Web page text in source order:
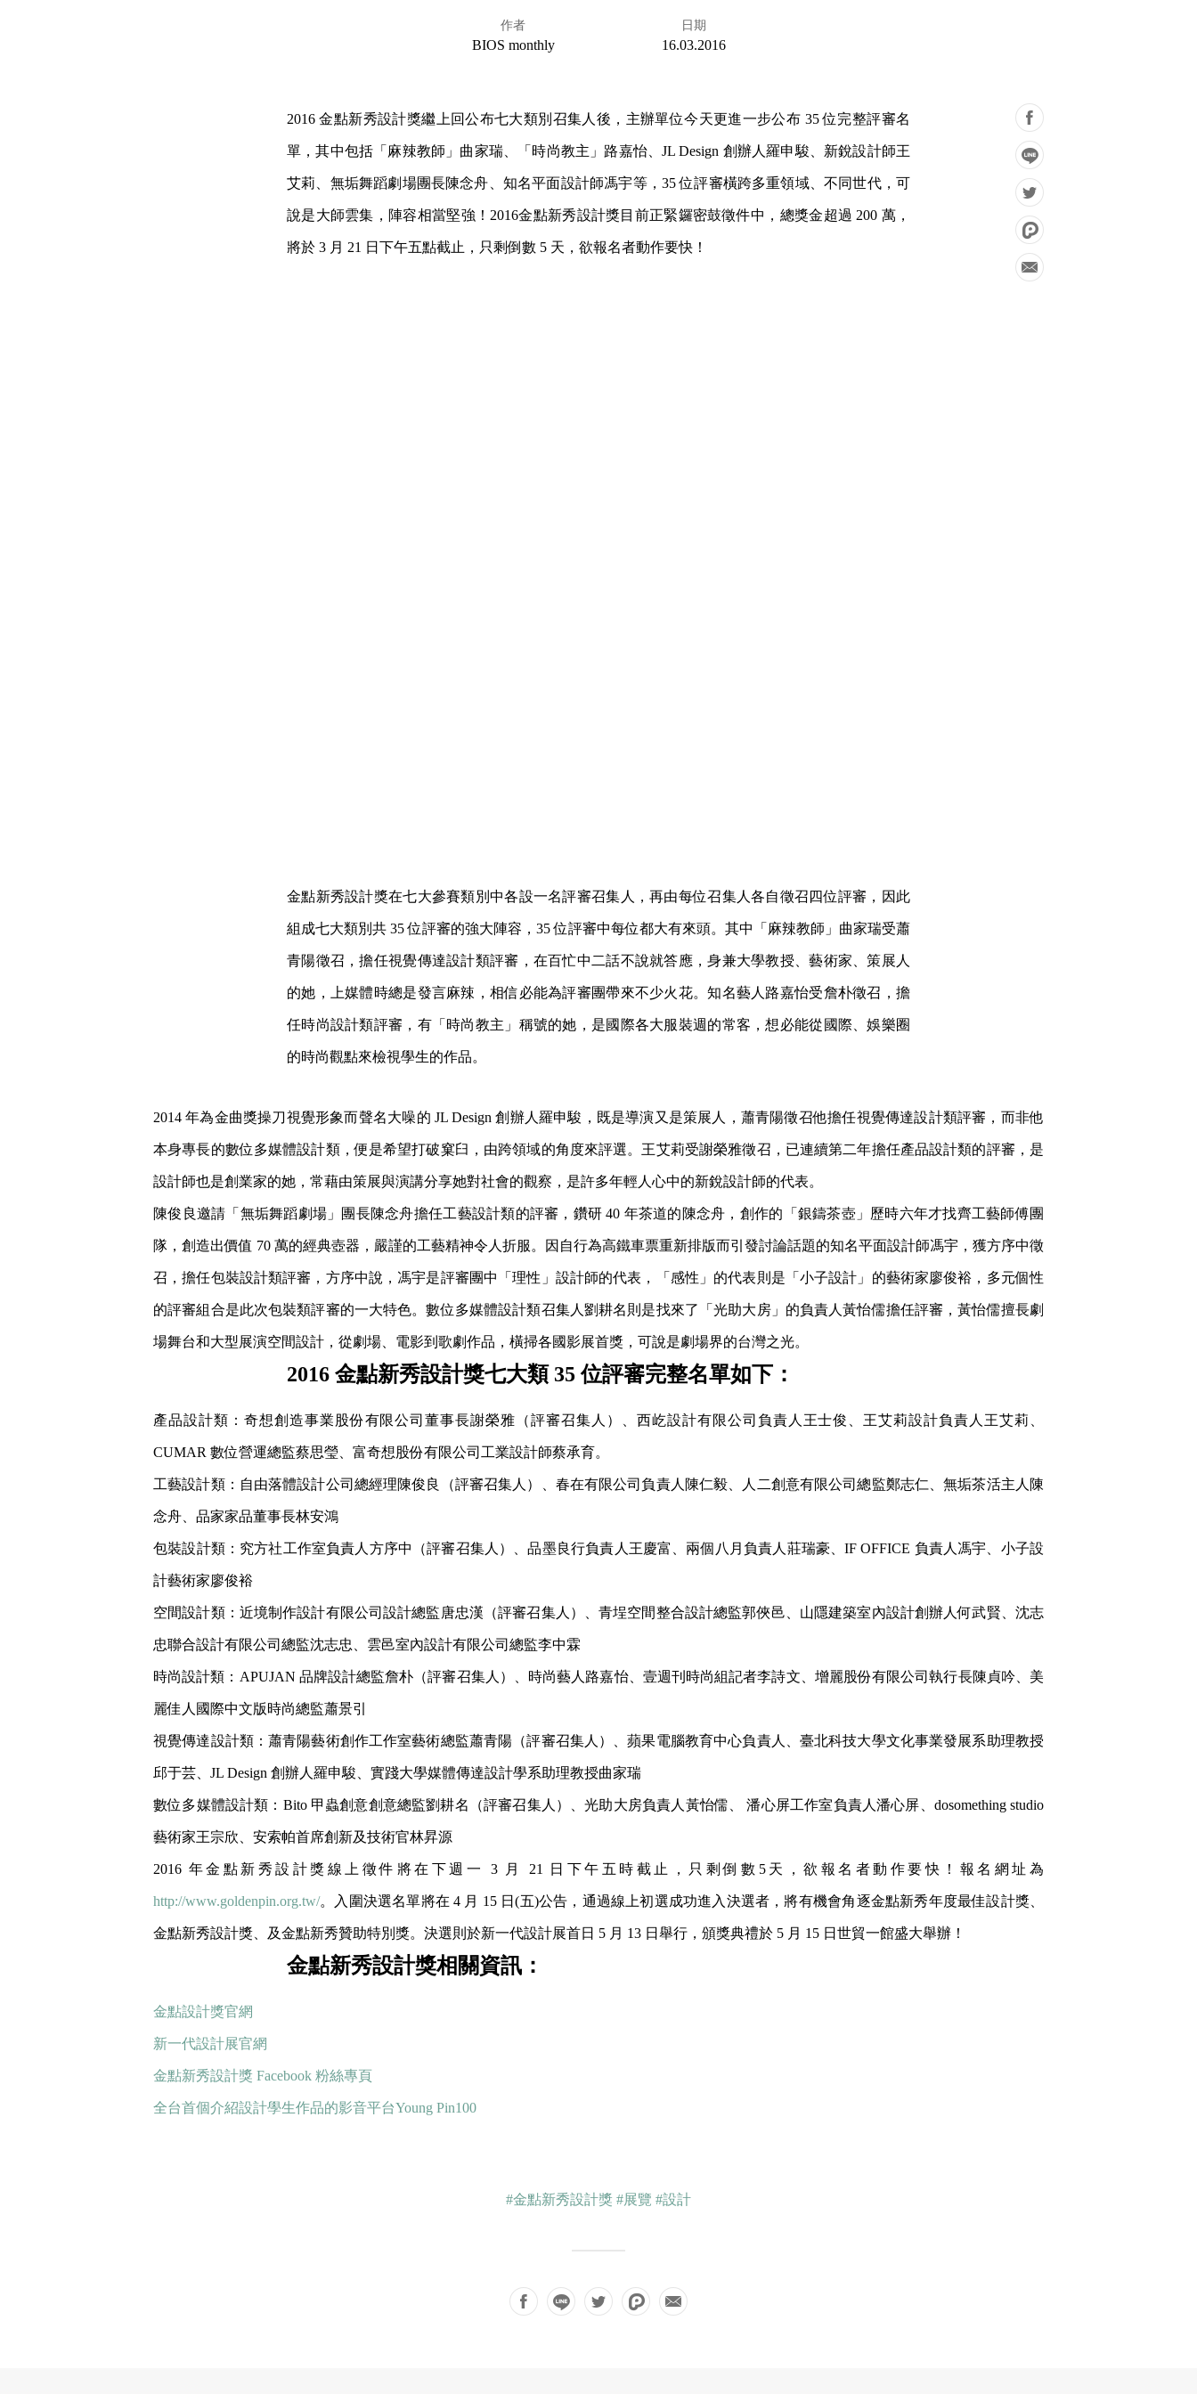
作者
BIOS monthly
日期
16.03.2016
2016 金點新秀設計獎繼上回公布七大類別召集人後，主辦單位今天更進一步公布 35 位完整評審名
單，其中包括「麻辣教師」曲家瑞、「時尚教主」路嘉怡、JL Design 創辦人羅申駿、新銳設計師王
艾莉、無垢舞蹈劇場團長陳念舟、知名平面設計師馮宇等，35 位評審橫跨多重領域、不同世代，可
說是大師雲集，陣容相當堅強！2016金點新秀設計獎目前正緊鑼密鼓徵件中，總獎金超過 200 萬，
將於 3 月 21 日下午五點截止，只剩倒數 5 天，欲報名者動作要快！
金點新秀設計獎在七大參賽類別中各設一名評審召集人，再由每位召集人各自徵召四位評審，因此
組成七大類別共 35 位評審的強大陣容，35 位評審中每位都大有來頭。其中「麻辣教師」曲家瑞受蕭
青陽徵召，擔任視覺傳達設計類評審，在百忙中二話不說就答應，身兼大學教授、藝術家、策展人
的她，上媒體時總是發言麻辣，相信必能為評審團帶來不少火花。知名藝人路嘉怡受詹朴徵召，擔
任時尚設計類評審，有「時尚教主」稱號的她，是國際各大服裝週的常客，想必能從國際、娛樂圈
的時尚觀點來檢視學生的作品。
2014 年為金曲獎操刀視覺形象而聲名大噪的 JL Design 創辦人羅申駿，既是導演又是策展人，蕭青陽徵召他擔任視覺傳達設計類評審，而非他
本身專長的數位多媒體設計類，便是希望打破窠臼，由跨領域的角度來評選。王艾莉受謝榮雅徵召，已連續第二年擔任產品設計類的評審，是
設計師也是創業家的她，常藉由策展與演講分享她對社會的觀察，是許多年輕人心中的新銳設計師的代表。
陳俊良邀請「無垢舞蹈劇場」團長陳念舟擔任工藝設計類的評審，鑽研 40 年茶道的陳念舟，創作的「銀鑄茶壺」歷時六年才找齊工藝師傅團
隊，創造出價值 70 萬的經典壺器，嚴謹的工藝精神令人折服。因自行為高鐵車票重新排版而引發討論話題的知名平面設計師馮宇，獲方序中徵
召，擔任包裝設計類評審，方序中說，馮宇是評審團中「理性」設計師的代表，「感性」的代表則是「小子設計」的藝術家廖俊裕，多元個性
的評審組合是此次包裝類評審的一大特色。數位多媒體設計類召集人劉耕名則是找來了「光助大房」的負責人黃怡儒擔任評審，黃怡儒擅長劇
場舞台和大型展演空間設計，從劇場、電影到歌劇作品，橫掃各國影展首獎，可說是劇場界的台灣之光。
2016 金點新秀設計獎七大類 35 位評審完整名單如下：
產品設計類：奇想創造事業股份有限公司董事長謝榮雅（評審召集人）、西屹設計有限公司負責人王士俊、王艾莉設計負責人王艾莉、
CUMAR 數位營運總監蔡思瑩、富奇想股份有限公司工業設計師蔡承育。
工藝設計類：自由落體設計公司總經理陳俊良（評審召集人）、春在有限公司負責人陳仁毅、人二創意有限公司總監鄭志仁、無垢茶活主人陳
念舟、品家家品董事長林安鴻
包裝設計類：究方社工作室負責人方序中（評審召集人）、品墨良行負責人王慶富、兩個八月負責人莊瑞豪、IF OFFICE 負責人馮宇、小子設
計藝術家廖俊裕
空間設計類：近境制作設計有限公司設計總監唐忠漢（評審召集人）、青埕空間整合設計總監郭俠邑、山隱建築室內設計創辦人何武賢、沈志
忠聯合設計有限公司總監沈志忠、雲邑室內設計有限公司總監李中霖
時尚設計類：APUJAN 品牌設計總監詹朴（評審召集人）、時尚藝人路嘉怡、壹週刊時尚組記者李詩文、增麗股份有限公司執行長陳貞吟、美
麗佳人國際中文版時尚總監蕭景引
視覺傳達設計類：蕭青陽藝術創作工作室藝術總監蕭青陽（評審召集人）、蘋果電腦教育中心負責人、臺北科技大學文化事業發展系助理教授
邱于芸、JL Design 創辦人羅申駿、實踐大學媒體傳達設計學系助理教授曲家瑞
數位多媒體設計類：Bito 甲蟲創意創意總監劉耕名（評審召集人）、光助大房負責人黃怡儒、 潘心屏工作室負責人潘心屏、dosomething studio
藝術家王宗欣、安索帕首席創新及技術官林昇源
2016 年金點新秀設計獎線上徵件將在下週一 3 月 21 日下午五時截止，只剩倒數5天，欲報名者動作要快！報名網址為
http://www.goldenpin.org.tw/。入圍決選名單將在 4 月 15 日(五)公告，通過線上初選成功進入決選者，將有機會角逐金點新秀年度最佳設計獎、
金點新秀設計獎、及金點新秀贊助特別獎。決選則於新一代設計展首日 5 月 13 日舉行，頒獎典禮於 5 月 15 日世貿一館盛大舉辦！
金點新秀設計獎相關資訊：
金點設計獎官網
新一代設計展官網
金點新秀設計獎 Facebook 粉絲專頁
全台首個介紹設計學生作品的影音平台Young Pin100
#金點新秀設計獎 #展覽 #設計